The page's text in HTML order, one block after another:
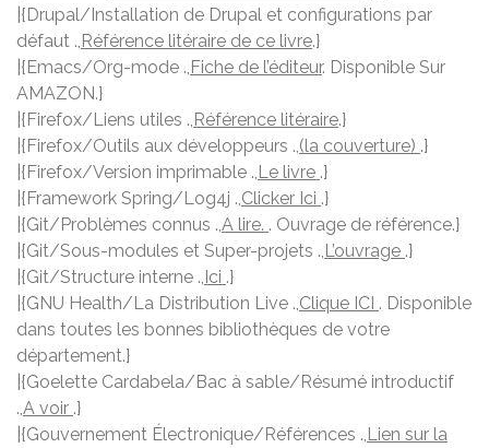
|{Drupal/Installation de Drupal et configurations par
défaut ., Référence litéraire de ce livre.}
|{Emacs/Org-mode ., Fiche de l’éditeur. Disponible Sur
AMAZON.}
|{Firefox/Liens utiles ., Référence litéraire.}
|{Firefox/Outils aux développeurs ., (la couverture) .}
|{Firefox/Version imprimable ., Le livre .}
|{Framework Spring/Log4j ., Clicker Ici .}
|{Git/Problèmes connus ., A lire. . Ouvrage de référence.}
|{Git/Sous-modules et Super-projets ., L’ouvrage .}
|{Git/Structure interne ., Ici .}
|{GNU Health/La Distribution Live ., Clique ICI . Disponible
dans toutes les bonnes bibliothèques de votre
département.}
|{Goelette Cardabela/Bac à sable/Résumé introductif
., A voir .}
|{Gouvernement Électronique/Références ., Lien sur la